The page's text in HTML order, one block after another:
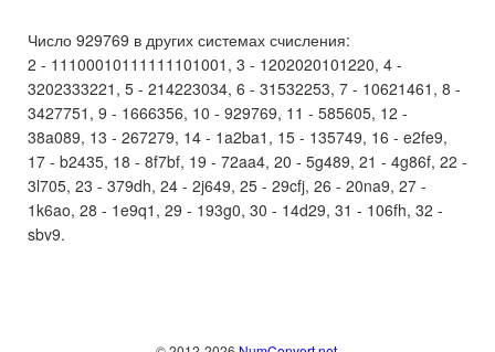
Число 929769 в других системах счисления:
2 - 11100010111111101001, 3 - 1202020101220, 4 -
3202333221, 5 - 214223034, 6 - 31532253, 7 - 10621461, 8 -
3427751, 9 - 1666356, 10 - 929769, 11 - 585605, 12 -
38a089, 13 - 267279, 14 - 1a2ba1, 15 - 135749, 16 - e2fe9,
17 - b2435, 18 - 8f7bf, 19 - 72aa4, 20 - 5g489, 21 - 4g86f, 22 -
3l705, 23 - 379dh, 24 - 2j649, 25 - 29cfj, 26 - 20na9, 27 -
1k6ao, 28 - 1e9q1, 29 - 193g0, 30 - 14d29, 31 - 106fh, 32 -
sbv9.